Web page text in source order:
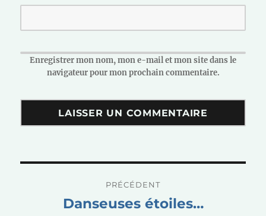
Enregistrer mon nom, mon e-mail et mon site dans le
navigateur pour mon prochain commentaire.
l’article
PRÉCÉDENT
PublicationDanseuses étoiles…